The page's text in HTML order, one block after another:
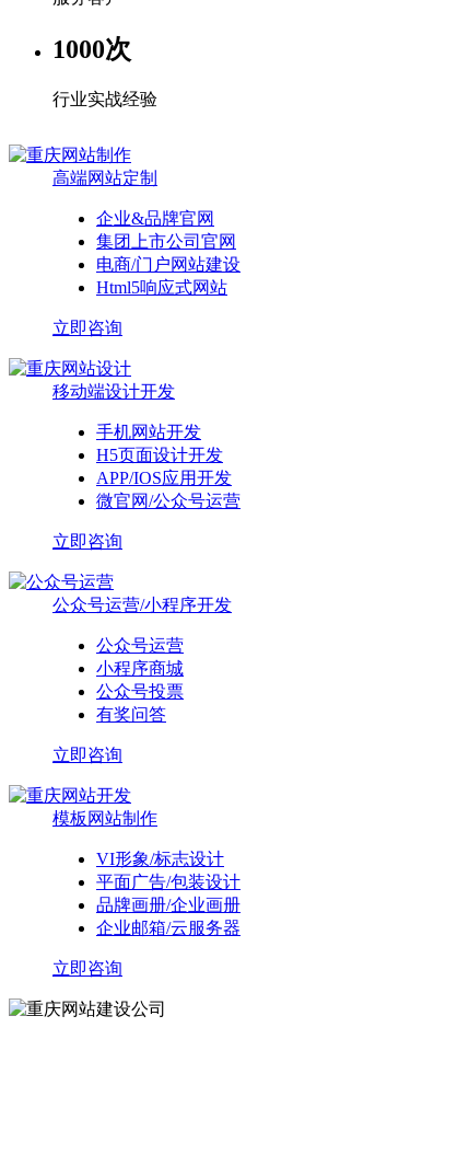
1000次
行业实战经验
高端网站定制
企业&品牌官网
集团上市公司官网
电商/门户网站建设
Html5响应式网站
立即咨询
移动端设计开发
手机网站开发
H5页面设计开发
APP/IOS应用开发
微官网/公众号运营
立即咨询
公众号运营/小程序开发
公众号运营
小程序商城
公众号投票
有奖问答
立即咨询
模板网站制作
VI形象/标志设计
平面广告/包装设计
品牌画册/企业画册
企业邮箱/云服务器
立即咨询